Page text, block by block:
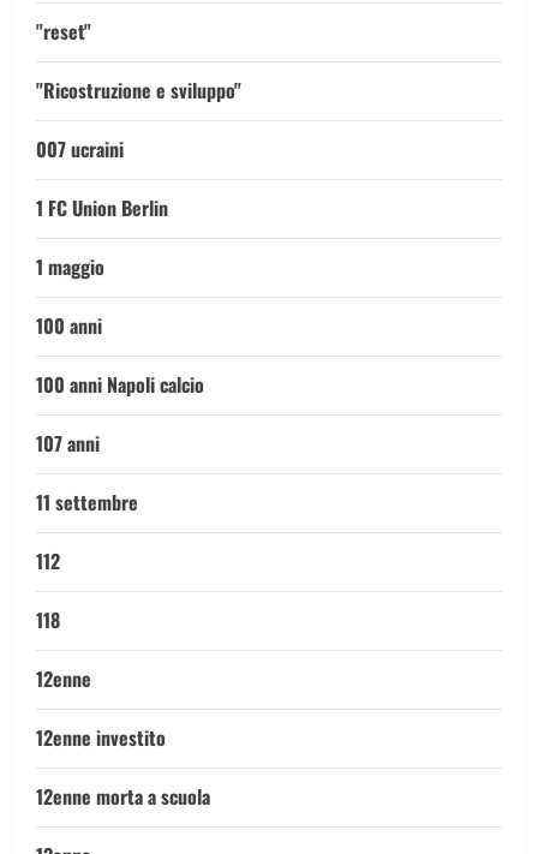
"reset"
"Ricostruzione e sviluppo"
007 ucraini
1 FC Union Berlin
1 maggio
100 anni
100 anni Napoli calcio
107 anni
11 settembre
112
118
12enne
12enne investito
12enne morta a scuola